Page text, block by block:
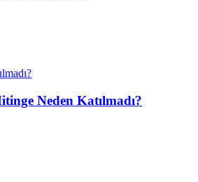
Neden Katılmadı?